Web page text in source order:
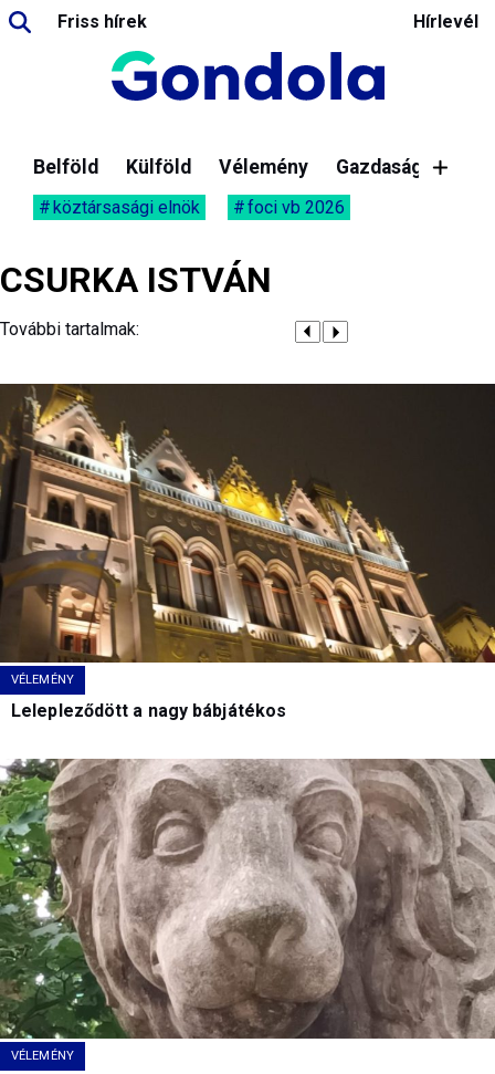
Friss hírek Hírlevél
Belföld Külföld Vélemény Gazdaság
köztársasági elnök foci vb 2026
CSURKA ISTVÁN
További tartalmak:
VÉLEMÉNY
Lelepleződött a nagy bábjátékos
VÉLEMÉNY